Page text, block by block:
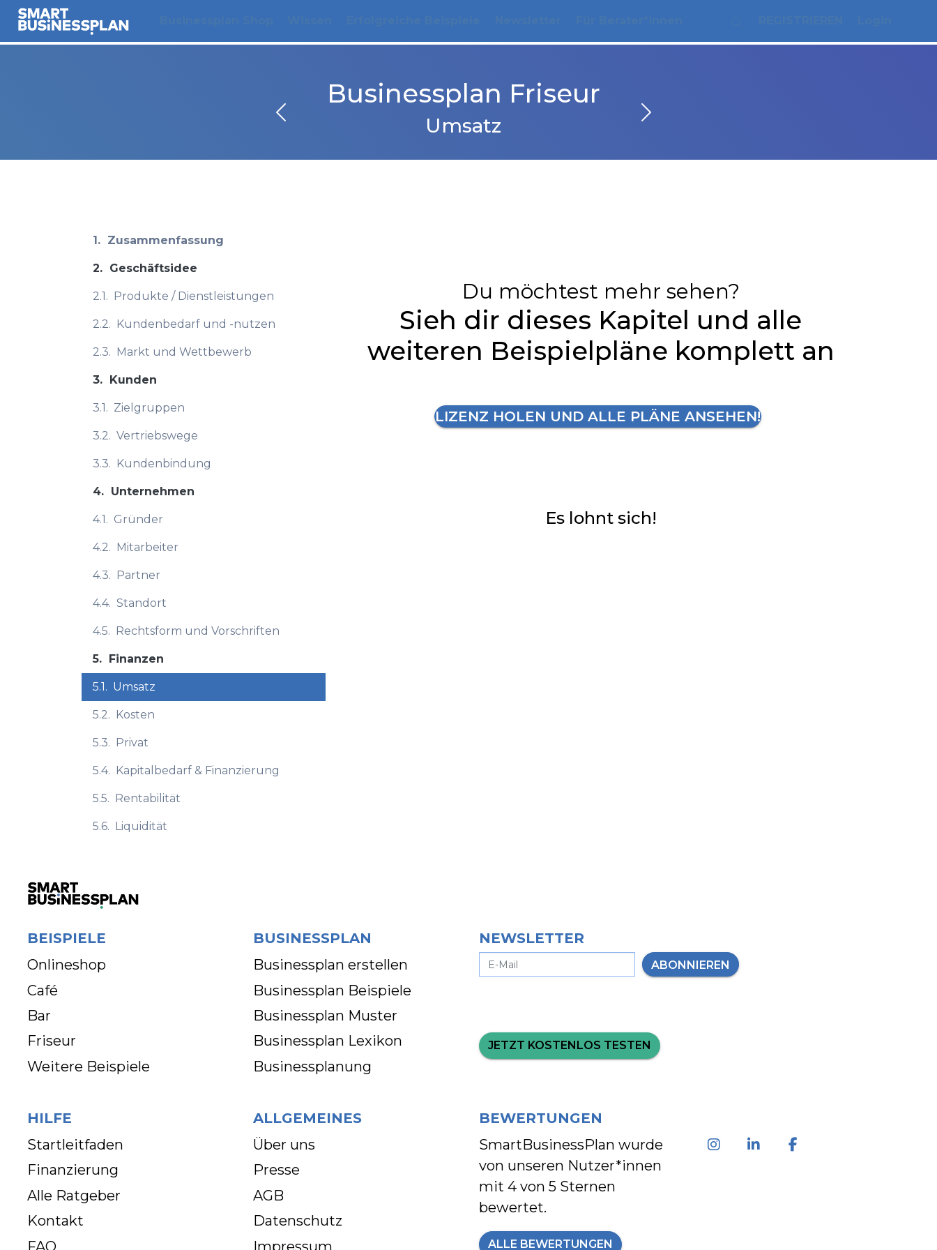
Businessplan Friseur
Umsatz
1. Zusammenfassung
2. Geschäftsidee
2.1. Produkte / Dienstleistungen
2.2. Kundenbedarf und -nutzen
2.3. Markt und Wettbewerb
3. Kunden
3.1. Zielgruppen
3.2. Vertriebswege
3.3. Kundenbindung
4. Unternehmen
4.1. Gründer
4.2. Mitarbeiter
4.3. Partner
4.4. Standort
4.5. Rechtsform und Vorschriften
5. Finanzen
5.1. Umsatz
5.2. Kosten
5.3. Privat
5.4. Kapitalbedarf & Finanzierung
5.5. Rentabilität
5.6. Liquidität
Du möchtest mehr sehen?
Sieh dir dieses Kapitel und alle
weiteren Beispielpläne komplett an
LIZENZ HOLEN UND ALLE PLÄNE ANSEHEN!
Es lohnt sich!
BEISPIELE
Onlineshop
Café
Bar
Friseur
Weitere Beispiele
BUSINESSPLAN
Businessplan erstellen
Businessplan Beispiele
Businessplan Muster
Businessplan Lexikon
Businessplanung
NEWSLETTER
ABONNIEREN
JETZT KOSTENLOS TESTEN
HILFE
Startleitfaden
Finanzierung
Alle Ratgeber
Kontakt
FAQ
ALLGEMEINES
Über uns
Presse
AGB
Datenschutz
Impressum
BEWERTUNGEN
SmartBusinessPlan wurde
von unseren Nutzer*innen
mit 4 von 5 Sternen
bewertet.
ALLE BEWERTUNGEN